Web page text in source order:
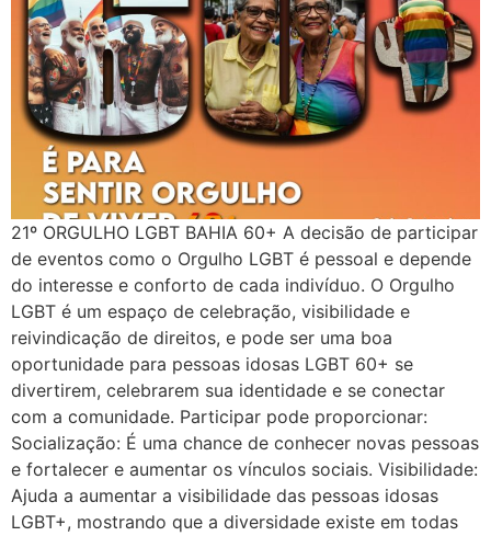
21º ORGULHO LGBT BAHIA 60+ A decisão de participar
de eventos como o Orgulho LGBT é pessoal e depende
do interesse e conforto de cada indivíduo. O Orgulho
LGBT é um espaço de celebração, visibilidade e
reivindicação de direitos, e pode ser uma boa
oportunidade para pessoas idosas LGBT 60+ se
divertirem, celebrarem sua identidade e se conectar
com a comunidade. Participar pode proporcionar:
Socialização: É uma chance de conhecer novas pessoas
e fortalecer e aumentar os vínculos sociais. Visibilidade:
Ajuda a aumentar a visibilidade das pessoas idosas
LGBT+, mostrando que a diversidade existe em todas